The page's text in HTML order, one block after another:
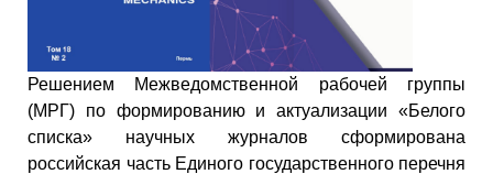
Решением Межведомственной рабочей группы
(МРГ) по формированию и актуализации «Белого
списка» научных журналов сформирована
российская часть Единого государственного перечня